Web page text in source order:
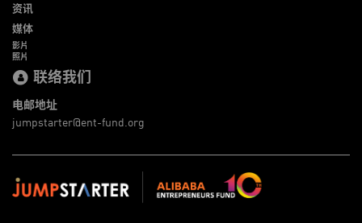
资讯
媒体
影片
照片
联络我们
电邮地址
jumpstarter@ent-fund.org